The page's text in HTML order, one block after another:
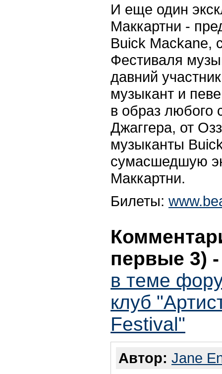
И еще один
Маккартни -
Buick Mackane,
Фестиваля
давний
музыкант и
в образ любого
Джаггера, от
музыканты
сумасшедшую
Маккартни.
Билеты:
первые 3)
в теме
клуб
Festival"
Автор: Jane